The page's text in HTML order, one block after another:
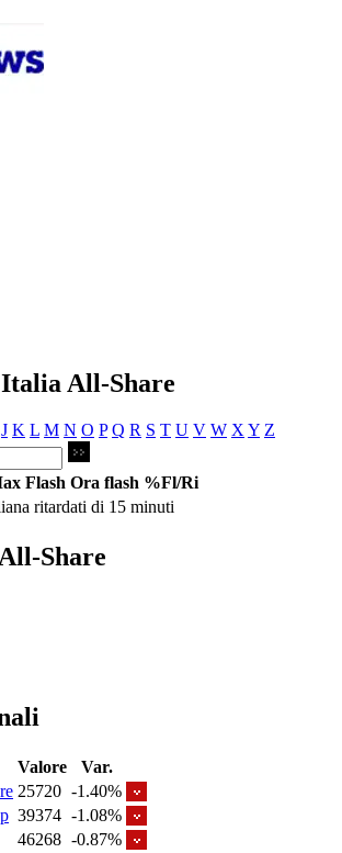
All-Share
J K L M N O P Q R S T U V W X Y Z
Flash Ora flash %Fl/Ri
ritardati di 15 minuti
Share
Valore
Var.
25720 -1.40%
39374 -1.08%
46268 -0.87%